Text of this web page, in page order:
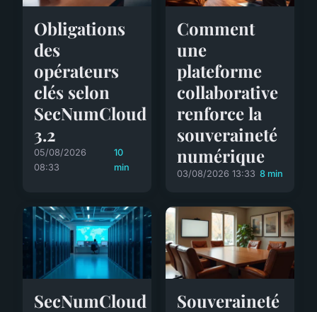
Obligations
des
opérateurs
clés selon
SecNumCloud
3.2
05/08/2026
08:33
10
min
Comment
une
plateforme
collaborative
renforce la
souveraineté
numérique
03/08/2026 13:33 8 min
SecNumCloud
Souveraineté